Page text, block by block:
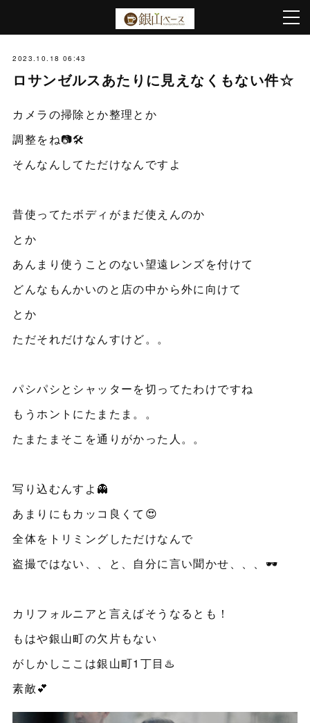
2023.10.18 06:43
ロサンゼルスあたりに見えなくもない件☆
カメラの掃除とか整理とか
調整をね📷🛠️
そんなんしてただけなんですよ
昔使ってたボディがまだ使えんのか
とか
あんまり使うことのない望遠レンズを付けて
どんなもんかいのと店の中から外に向けて
とか
ただそれだけなんすけど。。
パシパシとシャッターを切ってたわけですね
もうホントにたまたま。。
たまたまそこを通りがかった人。。
写り込むんすよ👻
あまりにもカッコ良くて😍
全体をトリミングしただけなんで
盗撮ではない、、と、自分に言い聞かせ、、、🕶️
カリフォルニアと言えばそうなるとも！
もはや銀山町の欠片もない
がしかしここは銀山町1丁目♨️
素敵💕